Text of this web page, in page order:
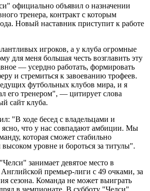
официально объявил о назначении
тренера, контракт с которым
Новый наставник приступит к работе
игроков, а у клуба огромные
для меня большая честь возглавить эту
— усердно работать, формировать
и стремиться к завоеванию трофеев.
футбольных клубов мира, и я
его тренером", — цитирует слова
сайт клуба.
"В ходе бесед с владельцами и
ясно, что у нас совпадают амбиции. Мы
которая сможет стабильно
уровне и бороться за титулы".
занимает девятое место в
премьер-лиги с 49 очками, за
сезона. Команда не может выиграть
в чемпионате. В субботу "Челси"